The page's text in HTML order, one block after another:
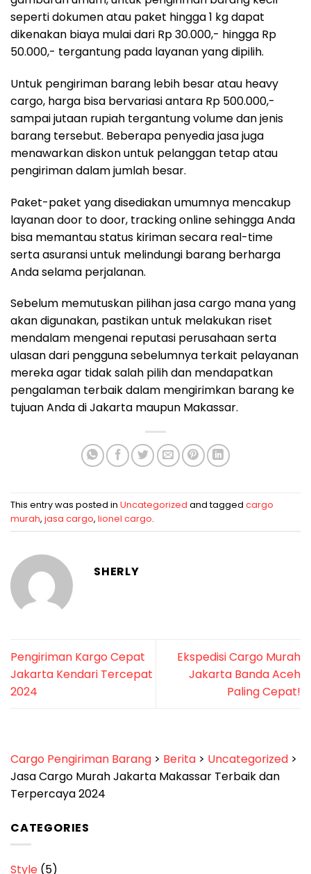
seperti dokumen atau paket hingga 1 kg dapat
dikenakan biaya mulai dari Rp 30.000,- hingga Rp
50.000,- tergantung pada layanan yang dipilih.
Untuk pengiriman barang lebih besar atau heavy
cargo, harga bisa bervariasi antara Rp 500.000,-
sampai jutaan rupiah tergantung volume dan jenis
barang tersebut. Beberapa penyedia jasa juga
menawarkan diskon untuk pelanggan tetap atau
pengiriman dalam jumlah besar.
Paket-paket yang disediakan umumnya mencakup
layanan door to door, tracking online sehingga Anda
bisa memantau status kiriman secara real-time
serta asuransi untuk melindungi barang berharga
Anda selama perjalanan.
Sebelum memutuskan pilihan jasa cargo mana yang
akan digunakan, pastikan untuk melakukan riset
mendalam mengenai reputasi perusahaan serta
ulasan dari pengguna sebelumnya terkait pelayanan
mereka agar tidak salah pilih dan mendapatkan
pengalaman terbaik dalam mengirimkan barang ke
tujuan Anda di Jakarta maupun Makassar.
This entry was posted in Uncategorized and tagged cargo
murah, jasa cargo, lionel cargo.
SHERLY
Pengiriman Kargo Cepat
Jakarta Kendari Tercepat
2024
Ekspedisi Cargo Murah
Jakarta Banda Aceh
Paling Cepat!
Cargo Pengiriman Barang > Berita > Uncategorized >
Jasa Cargo Murah Jakarta Makassar Terbaik dan
Terpercaya 2024
CATEGORIES
Style (5)